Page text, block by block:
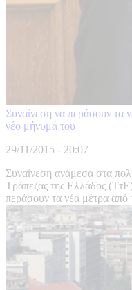
Συναίνεση να περάσουν τα
νέο μήνυμά του
29/11/2015 - 20:07
Συναίνεση ανάμεσα στα
Τράπεζας της Ελλάδος
περάσουν τα νέα μέτρα από